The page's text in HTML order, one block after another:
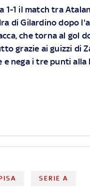
1-1 il match tra
di Gilardino dopo
che torna al gol
grazie ai guizzi di
nega i tre punti alla
SERIE A